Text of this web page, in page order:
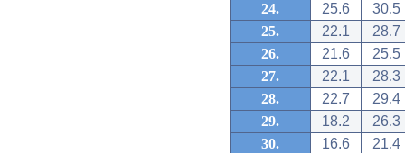
24.
25.6
30.5
25.
22.1
28.7
26.
21.6
25.5
27.
22.1
28.3
28.
22.7
29.4
29.
18.2
26.3
30.
16.6 21.4